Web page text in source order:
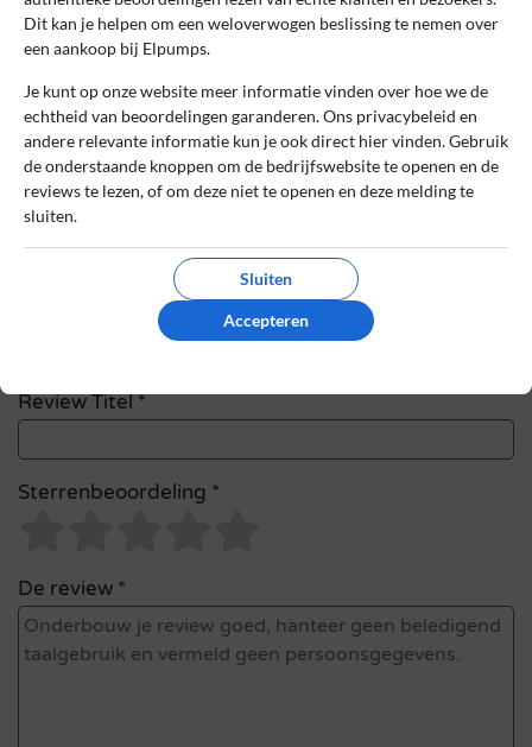
Het e-mailadres en bestelnummer worden niet
gepubliceerd. Vereiste velden zijn gemarkeerd
met *
Naam*
E-mail
Bestelnummer
Review Titel *
Sterrenbeoordeling *
De review *
Dit kan je helpen om een weloverwogen beslissing te nemen over
een aankoop bij Elpumps.
Je kunt op onze website meer informatie vinden over hoe we de
echtheid van beoordelingen garanderen. Ons privacybeleid en
andere relevante informatie kun je ook direct hier vinden. Gebruik
de onderstaande knoppen om de bedrijfswebsite te openen en de
reviews te lezen, of om deze niet te openen en deze melding te
sluiten.
Sluiten
Accepteren